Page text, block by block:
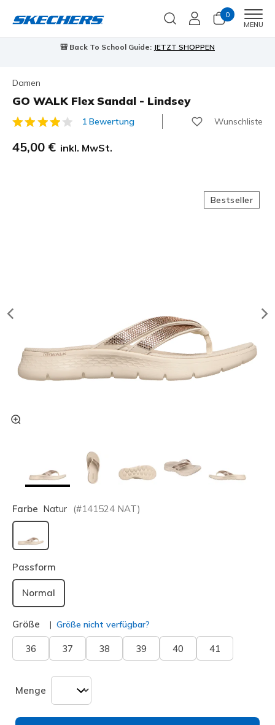
0
MENU
90 Tage kostenlose RückgabeJetzt anmelden
Damen
GO WALK Flex Sandal - Lindsey
3,8 von 5 Kundenbewertungen
1 Bewertung Wunschliste
45,00 € inkl. MwSt.
Bestseller
Farbe Natur (#141524 NAT)
ausgewählt
Passform
Normal
Größe Größe nicht verfügbar?
36 37 38 39 40 41
Menge